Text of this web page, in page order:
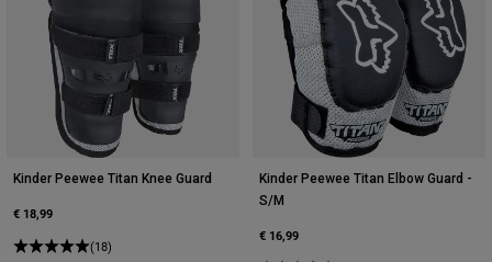
Kinder Peewee Titan Knee Guard
€ 18,99
(18)
Kinder Peewee Titan Elbow Guard -
S/M
€ 16,99